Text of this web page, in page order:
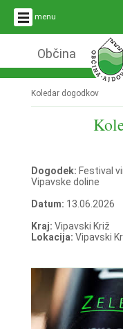
menu
Občina
Koledar dogodkov
Dogodek: Festival
Vipavske doline
Datum: 13.06.2026
Kraj: Vipavski Križ
Lokacija: Vipavski